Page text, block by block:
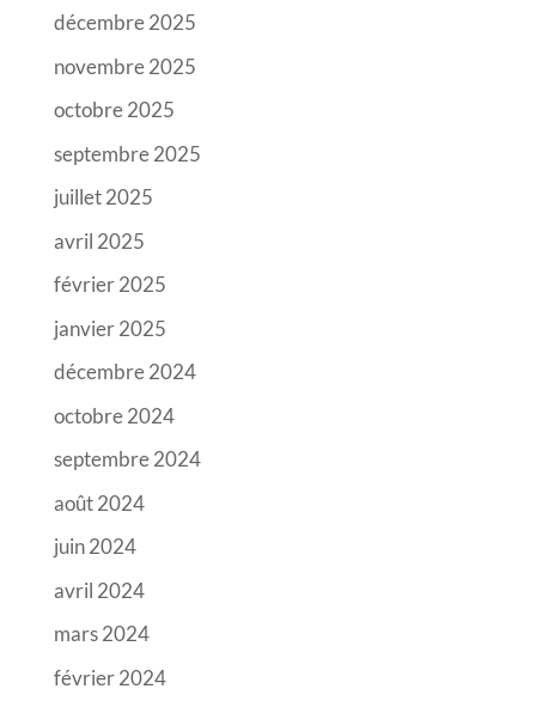
décembre 2025
novembre 2025
octobre 2025
septembre 2025
juillet 2025
avril 2025
février 2025
janvier 2025
décembre 2024
octobre 2024
septembre 2024
août 2024
juin 2024
avril 2024
mars 2024
février 2024